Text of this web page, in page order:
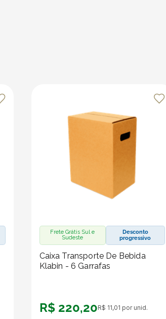
Frete Grátis Sul e
Sudeste
Desconto
progressivo
Caixa Transporte De Bebida
Klabin - 6 Garrafas
R$ 220,20R$ 11,01 por unid.